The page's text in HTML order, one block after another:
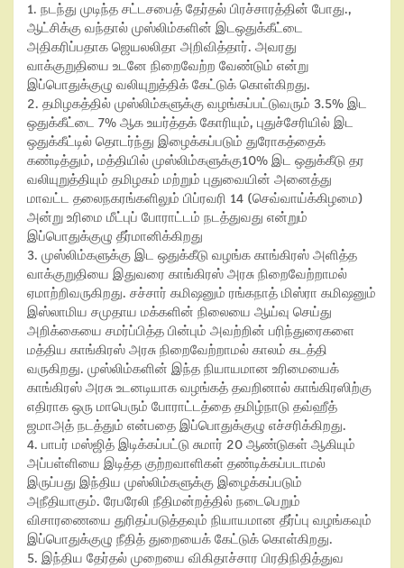
1. நடந்து முடிந்த சட்டசபைத் தேர்தல் பிரச்சாரத்தின் போது.,
ஆட்சிக்கு வந்தால் முஸ்லிம்களின் இடஒதுக்கீட்டை
அதிகரிப்பதாக ஜெயலலிதா அறிவித்தார். அவரது
வாக்குறுதியை உடனே நிறைவேற்ற வேண்டும் என்று
இப்பொதுக்குழு வலியுறுத்திக் கேட்டுக் கொள்கிறது.
2. தமிழகத்தில் முஸ்லிம்களுக்கு வழங்கப்பட்டுவரும் 3.5% இட
ஒதுக்கீட்டை 7% ஆக உயர்த்தக் கோரியும், புதுச்சேரியில் இட
ஒதுக்கீட்டில் தொடர்ந்து இழைக்கப்படும் துரோகத்தைக்
கண்டித்தும், மத்தியில் முஸ்லிம்களுக்கு10% இட ஒதுக்கீடு தர
வலியுறுத்தியும் தமிழகம் மற்றும் புதுவையின் அனைத்து
மாவட்ட தலைநகரங்களிலும் பிப்ரவரி 14 (செவ்வாய்க்கிழமை)
அன்று உரிமை மீட்புப் போராட்டம் நடத்துவது என்றும்
இப்பொதுக்குழு தீர்மானிக்கிறது
3. முஸ்லிம்களுக்கு இட ஒதுக்கீடு வழங்க காங்கிரஸ் அளித்த
வாக்குறுதியை இதுவரை காங்கிரஸ் அரசு நிறைவேற்றாமல்
ஏமாற்றிவருகிறது. சச்சார் கமிஷனும் ரங்கநாத் மிஸ்ரா கமிஷனும்
இஸ்லாமிய சமுதாய மக்களின் நிலையை ஆய்வு செய்து
அறிக்கையை சமர்ப்பித்த பின்பும் அவற்றின் பரிந்துரைகளை
மத்திய காங்கிரஸ் அரசு நிறைவேற்றாமல் காலம் கடத்தி
வருகிறது. முஸ்லிம்களின் இந்த நியாயமான உரிமையைக்
காங்கிரஸ் அரசு உடனடியாக வழங்கத் தவறினால் காங்கிரஸிற்கு
எதிராக ஒரு மாபெரும் போராட்டத்தை தமிழ்நாடு தவ்ஹீத்
ஜமாஅத் நடத்தும் என்பதை இப்பொதுக்குழு எச்சரிக்கிறது.
4. பாபர் மஸ்ஜித் இடிக்கப்பட்டு சுமார் 20 ஆண்டுகள் ஆகியும்
அப்பள்ளியை இடித்த குற்றவாளிகள் தண்டிக்கப்படாமல்
இருப்பது இந்திய முஸ்லிம்களுக்கு இழைக்கப்படும்
அநீதியாகும். ரேபரேலி நீதிமன்றத்தில் நடைபெறும்
விசாரணையை துரிதப்படுத்தவும் நியாயமான தீர்ப்பு வழங்கவும்
இப்பொதுக்குழு நீதித் துறையைக் கேட்டுக் கொள்கிறது.
5. இந்திய தேர்தல் முறையை விகிதாச்சார பிரதிநிதித்துவ